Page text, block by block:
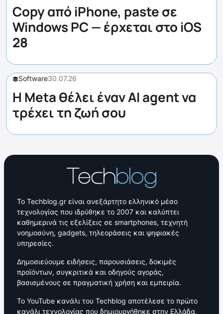
Copy από iPhone, paste σε
Windows PC — έρχεται στο iOS
28
Software30.07.26
Η Meta θέλει έναν AI agent να
τρέχει τη ζωή σου
Το Techblog.gr είναι ανεξάρτητο ελληνικό μέσο
τεχνολογίας που ιδρύθηκε το 2007 και καλύπτει
καθημερινά τις εξελίξεις σε smartphones, τεχνητή
νοημοσύνη, gadgets, τηλεοράσεις και ψηφιακές
υπηρεσίες.
Δημοσιεύουμε ειδήσεις, παρουσιάσεις, δοκιμές
προϊόντων, συγκριτικά και οδηγούς αγοράς,
βασισμένους σε πραγματική χρήση και εμπειρία.
Το YouTube κανάλι του Techblog αποτέλεσε το πρώτο
κανάλι τεχνολογίας που δημιουργήθηκε στην Ελλάδα,